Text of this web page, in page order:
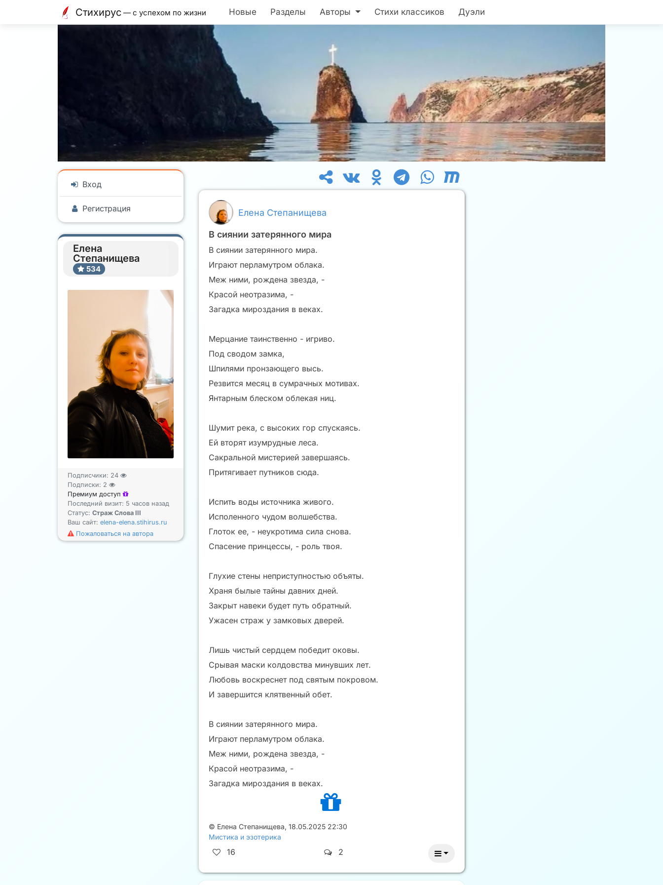
Стихирус — с успехом по жизни Новые Разделы Авторы Стихи классиков Дуэли
Вход
Регистрация
Елена
Степанищева
534
Подписчики: 24
Подписки: 2
Премиум доступ
Последний визит: 5 часов назад
Статус: Страж Слова III
Ваш сайт: elena-elena.stihirus.ru
Пожаловаться на автора
Елена Степанищева
В сиянии затерянного мира
В сиянии затерянного мира.
Играют перламутром облака.
Меж ними, рождена звезда, -
Красой неотразима, -
Загадка мироздания в веках.
Мерцание таинственно - игриво.
Под сводом замка,
Шпилями пронзающего высь.
Резвится месяц в сумрачных мотивах.
Янтарным блеском облекая ниц.
Шумит река, с высоких гор спускаясь.
Ей вторят изумрудные леса.
Сакральной мистерией завершаясь.
Притягивает путников сюда.
Испить воды источника живого.
Исполенного чудом волшебства.
Глоток ее, - неукротима сила снова.
Спасение принцессы, - роль твоя.
Глухие стены неприступностью объяты.
Храня былые тайны давних дней.
Закрыт навеки будет путь обратный.
Ужасен страж у замковых дверей.
Лишь чистый сердцем победит оковы.
Срывая маски колдовства минувших лет.
Любовь воскреснет под святым покровом.
И завершится клятвенный обет.
В сиянии затерянного мира.
Играют перламутром облака.
Меж ними, рождена звезда, -
Красой неотразима, -
Загадка мироздания в веках.
© Елена Степанищева, 18.05.2025 22:30
Мистика и эзотерика
16 2